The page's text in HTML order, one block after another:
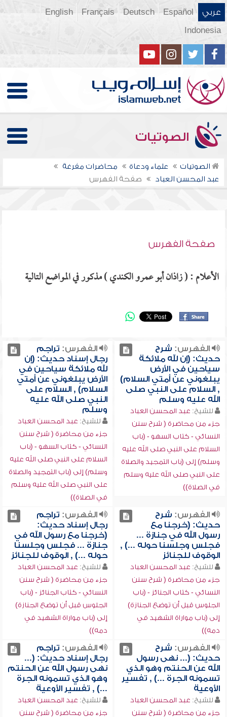
عربي Español
Deutsch
Français
English
Indonesia
الصوتيات
الصوتيات علماء ودعاة
محاضرات مفرغة
عبد المحسن العباد
صفحة الفهرس
صفحة الفهرس
الأعلام : ( زاذان أبو عمرو الكندي ) مذكور في المواضع التالية
الفهرس: شرح
حديث: (إن لله ملائكة
سياحين في الأرض
يبلغوني عن أمتي السلام)
, السلام على النبي صلى
الله عليه وسلم
للشيخ: عبد المحسن العباد
جزء من محاضرة ( شرح سنن
النسائي - كتاب السهو - (باب
السلام على النبي صلى الله عليه
وسلم) إلى (باب التمجيد والصلاة
على النبي صلى الله عليه وسلم
في الصلاة))
الفهرس: تراجم
رجال إسناد حديث: (إن
لله ملائكة سياحين في
الأرض يبلغوني عن أمتي
السلام) , السلام على
النبي صلى الله عليه
وسلم
للشيخ: عبد المحسن العباد
جزء من محاضرة ( شرح سنن
النسائي - كتاب السهو - (باب
السلام على النبي صلى الله عليه
وسلم) إلى (باب التمجيد والصلاة
على النبي صلى الله عليه وسلم
في الصلاة))
الفهرس: شرح
حديث: (خرجنا مع
رسول الله في جنازة ...
فجلس وجلسنا حوله ...) ,
الوقوف للجنائز
للشيخ: عبد المحسن العباد
جزء من محاضرة ( شرح سنن
النسائي - كتاب الجنائز - (باب
الجلوس قبل أن توضع الجنازة)
إلى (باب مواراة الشهيد في
دمه))
الفهرس: تراجم
رجال إسناد حديث:
(خرجنا مع رسول الله في
جنازة ... فجلس وجلسنا
حوله ...) , الوقوف للجنائز
للشيخ: عبد المحسن العباد
جزء من محاضرة ( شرح سنن
النسائي - كتاب الجنائز - (باب
الجلوس قبل أن توضع الجنازة)
إلى (باب مواراة الشهيد في
دمه))
الفهرس: شرح
حديث: (... نهى رسول
الله عن الحنتم وهو الذي
تسمونه الجرة ...) , تفسير
الأوعية
للشيخ: عبد المحسن العباد
جزء من محاضرة ( شرح سنن
الفهرس: تراجم
رجال إسناد حديث: (...
نهى رسول الله عن الحنتم
وهو الذي تسمونه الجرة
...) , تفسير الأوعية
للشيخ: عبد المحسن العباد
جزء من محاضرة ( شرح سنن